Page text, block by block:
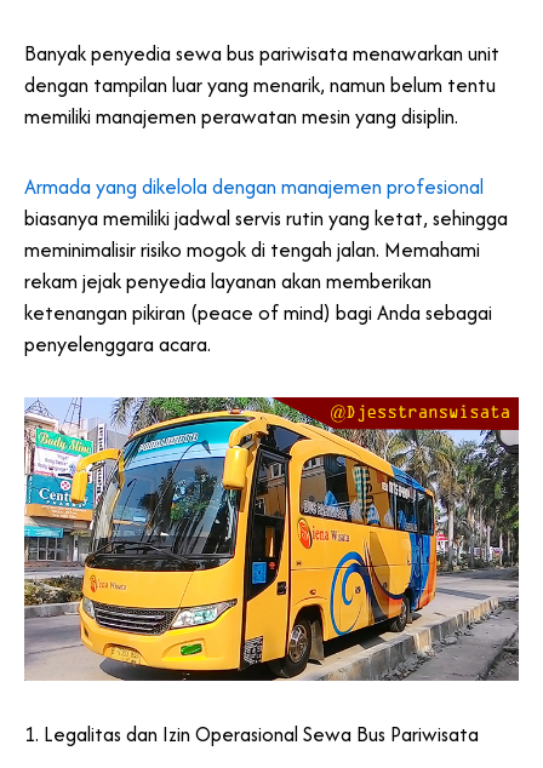
Banyak penyedia sewa bus pariwisata menawarkan unit
dengan tampilan luar yang menarik, namun belum tentu
memiliki manajemen perawatan mesin yang disiplin.
Armada yang dikelola dengan manajemen profesional
biasanya memiliki jadwal servis rutin yang ketat, sehingga
meminimalisir risiko mogok di tengah jalan. Memahami
rekam jejak penyedia layanan akan memberikan
ketenangan pikiran (peace of mind) bagi Anda sebagai
penyelenggara acara.
1. Legalitas dan Izin Operasional Sewa Bus Pariwisata